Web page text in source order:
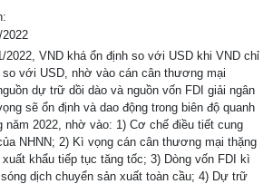
2022
2022, VND khá ổn định so với USD khi VND chỉ
so với USD, nhờ vào cán cân thương mại
dự trữ dồi dào và nguồn vốn FDI giải ngân
sẽ ổn định và dao động trong biên độ quanh
năm 2022, nhờ vào: 1) Cơ chế điều tiết cung
NHNN; 2) Kì vọng cán cân thương mại thặng
khẩu tiếp tục tăng tốc; 3) Dòng vốn FDI kì
dịch chuyển sản xuất toàn cầu; 4) Dự trữ